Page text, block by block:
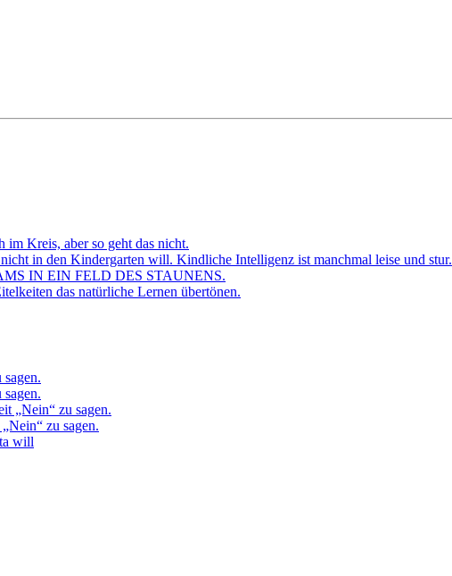
Kreis, aber so geht das nicht.
in den Kindergarten will. Kindliche Intelligenz ist manchmal leise und stur.
IN EIN FELD DES STAUNENS.
das natürliche Lernen übertönen.
„Nein“ zu sagen.
zu sagen.
will